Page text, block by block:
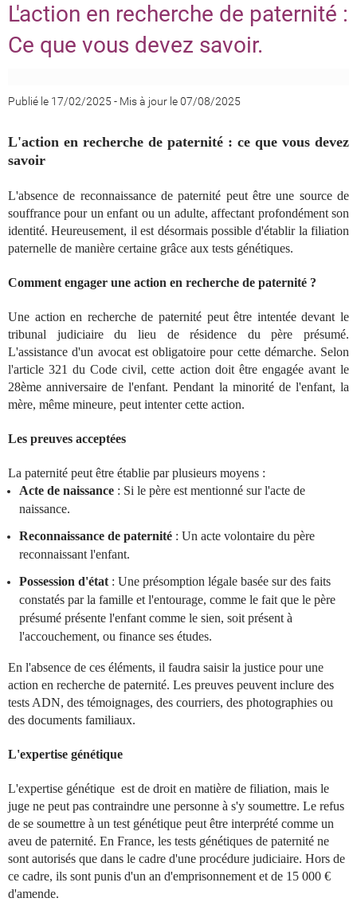
L'action en recherche de paternité :
Ce que vous devez savoir.
Publié le 17/02/2025 - Mis à jour le 07/08/2025
L'action en recherche de paternité : ce que vous devez
savoir
L'absence de reconnaissance de paternité peut être une source de
souffrance pour un enfant ou un adulte, affectant profondément son
identité. Heureusement, il est désormais possible d'établir la filiation
paternelle de manière certaine grâce aux tests génétiques.
Comment engager une action en recherche de paternité ?
Une action en recherche de paternité peut être intentée devant le
tribunal judiciaire du lieu de résidence du père présumé.
L'assistance d'un avocat est obligatoire pour cette démarche. Selon
l'article 321 du Code civil, cette action doit être engagée avant le
28ème anniversaire de l'enfant. Pendant la minorité de l'enfant, la
mère, même mineure, peut intenter cette action.
Les preuves acceptées
La paternité peut être établie par plusieurs moyens :
Acte de naissance : Si le père est mentionné sur l'acte de
naissance.
Reconnaissance de paternité : Un acte volontaire du père
reconnaissant l'enfant.
Possession d'état : Une présomption légale basée sur des faits
constatés par la famille et l'entourage, comme le fait que le père
présumé présente l'enfant comme le sien, soit présent à
l'accouchement, ou finance ses études.
En l'absence de ces éléments, il faudra saisir la justice pour une
action en recherche de paternité. Les preuves peuvent inclure des
tests ADN, des témoignages, des courriers, des photographies ou
des documents familiaux.
L'expertise génétique
L'expertise génétique est de droit en matière de filiation, mais le
juge ne peut pas contraindre une personne à s'y soumettre. Le refus
de se soumettre à un test génétique peut être interprété comme un
aveu de paternité. En France, les tests génétiques de paternité ne
sont autorisés que dans le cadre d'une procédure judiciaire. Hors de
ce cadre, ils sont punis d'un an d'emprisonnement et de 15 000 €
d'amende.